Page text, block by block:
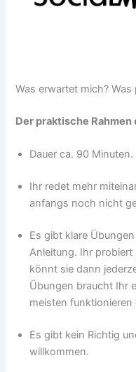
Was erwartet mich?
Der praktische
Dauer ca. 90 Minuten.
Ihr redet mehr
anfangs noch nicht
Es gibt klare
Anleitung. Ihr probiert
könnt sie dann
Übungen braucht Ihr
meisten funktionieren
Es gibt kein Richtig
willkommen.